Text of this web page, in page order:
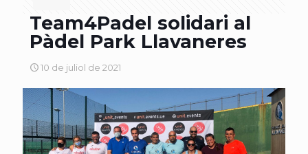
Team4Padel solidari al
Pàdel Park Llavaneres
10 de juliol de 2021